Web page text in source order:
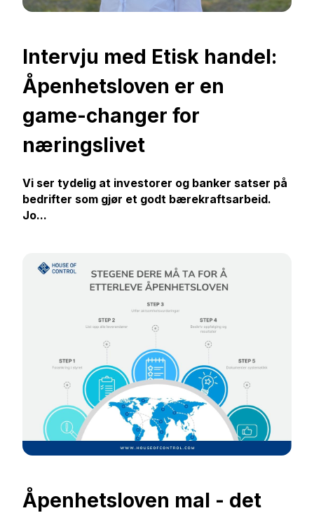
Intervju med Etisk handel:
Åpenhetsloven er en
game-changer for
næringslivet
Vi ser tydelig at investorer og banker satser på
bedrifter som gjør et godt bærekraftsarbeid.
Jo...
Åpenhetsloven mal - det